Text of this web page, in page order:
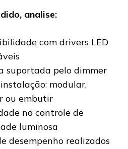
analise:
com drivers LED
suportada pelo dimmer
modular,
ou embutir
no controle de
luminosa
desempenho realizados